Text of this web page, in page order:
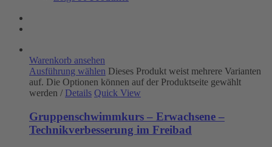
Warenkorb ansehen
Ausführung wählen Dieses Produkt weist mehrere Varianten
auf. Die Optionen können auf der Produktseite gewählt
werden / Details Quick View
Gruppenschwimmkurs – Erwachsene –
Technikverbesserung im Freibad